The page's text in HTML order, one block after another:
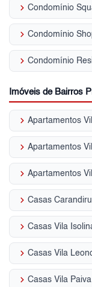
keyboard_arrow_right Condomínio
keyboard_arrow_right
keyboard_arrow_right Condomínio
Imóveis de Bairros
keyboard_arrow_right Apartamentos
keyboard_arrow_right Apartamentos
keyboard_arrow_right Apartamentos
keyboard_arrow_right Casas Carandiru
keyboard_arrow_right Casas Vila
keyboard_arrow_right Casas Vila
keyboard_arrow_right Casas Vila Paiva